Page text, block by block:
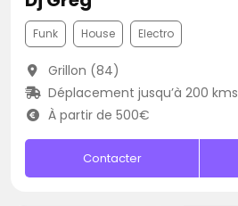
Funk House Electro
Grillon (84)
Déplacement jusqu’à 200 kms
À partir de 500€
Contacter